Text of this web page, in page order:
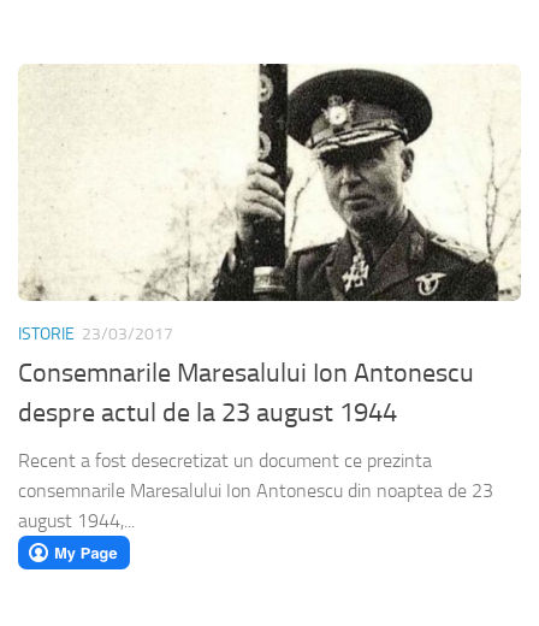
ISTORIE 23/03/2017
Consemnarile Maresalului Ion Antonescu
despre actul de la 23 august 1944
Recent a fost desecretizat un document ce prezinta
consemnarile Maresalului Ion Antonescu din noaptea de 23
august 1944,...